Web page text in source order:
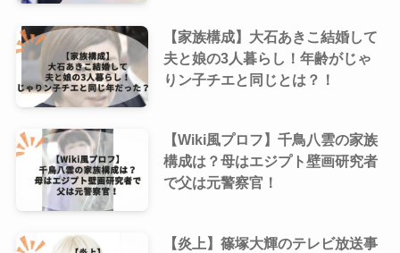
【家族構成】大石あきこ結婚して
夫と娘の3人暮らし！年齢がじゃ
りン子チエと同じとは？！
【Wiki風プロフ】千鳥八雲の家族
構成は？母はエジプト壁画研究者
で父は元警察官！
【炎上】篠塚大輝のテレビ放送事